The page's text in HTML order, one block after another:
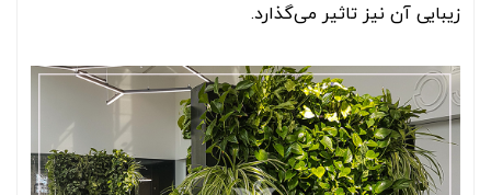
زیبایی آن نیز تاثیر می‌گذارد.